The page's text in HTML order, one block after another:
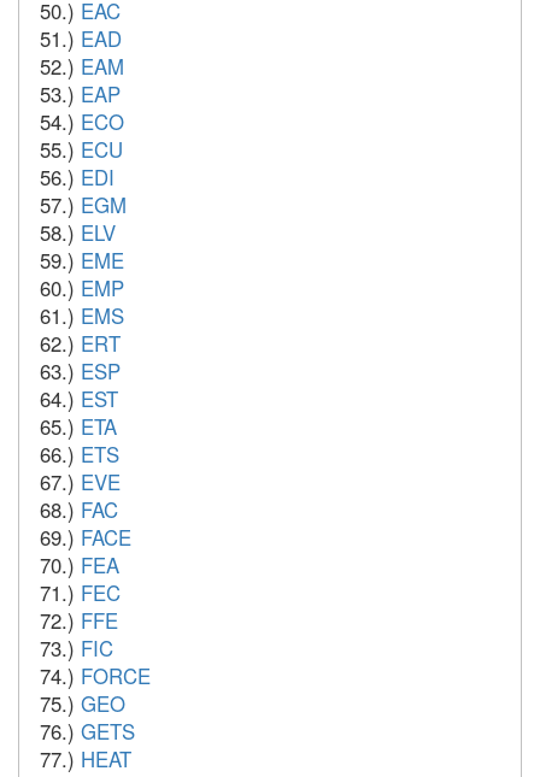
50.) EAC
51.) EAD
52.) EAM
53.) EAP
54.) ECO
55.) ECU
56.) EDI
57.) EGM
58.) ELV
59.) EME
60.) EMP
61.) EMS
62.) ERT
63.) ESP
64.) EST
65.) ETA
66.) ETS
67.) EVE
68.) FAC
69.) FACE
70.) FEA
71.) FEC
72.) FFE
73.) FIC
74.) FORCE
75.) GEO
76.) GETS
77.) HEAT